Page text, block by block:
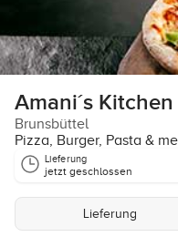
Amani´s Kitchen
Brunsbüttel
Pizza, Burger, Pasta &
Lieferung
jetzt geschlossen
Lieferung